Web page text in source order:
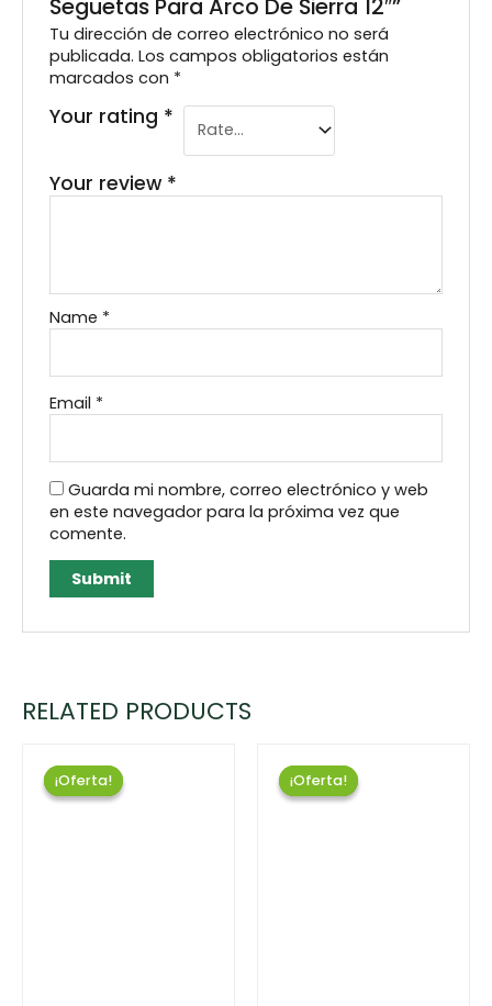
Seguetas Para Arco De Sierra 12″”
Tu dirección de correo electrónico no será
publicada. Los campos obligatorios están
marcados con *
Your rating *
Your review *
Name *
Email *
Guarda mi nombre, correo electrónico y web
en este navegador para la próxima vez que
comente.
RELATED PRODUCTS
¡Oferta!
¡Oferta! ¡Oferta!
¡Oferta!